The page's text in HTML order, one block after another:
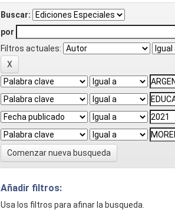
Buscar:
por
Filtros actuales:
Comenzar nueva busqueda
Añadir filtros:
Usa los filtros para afinar la busqueda.